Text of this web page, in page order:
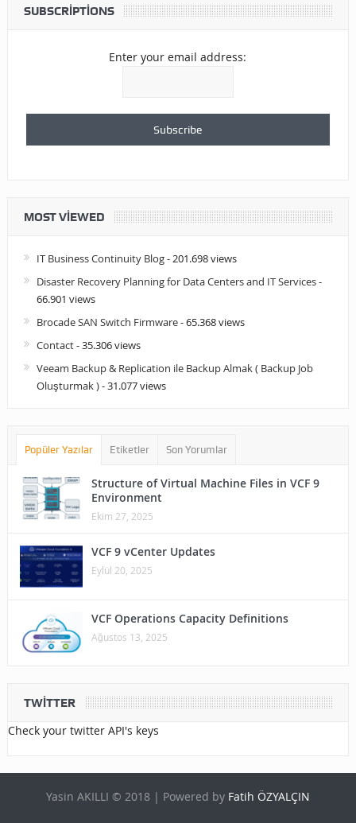
SUBSCRIPTIONS
Enter your email address:
MOST VIEWED
IT Business Continuity Blog- 201.698 views
Disaster Recovery Planning for Data Centers and IT Services-
66.901 views
Brocade SAN Switch Firmware- 65.368 views
Contact- 35.306 views
Veeam Backup & Replication ile Backup Almak ( Backup Job
Oluşturmak )- 31.077 views
Popüler Yazılar Etiketler Son Yorumlar
Structure of Virtual Machine Files in VCF 9
Environment
Ekim 27, 2025
VCF 9 vCenter Updates
Eylül 20, 2025
VCF Operations Capacity Definitions
Ağustos 13, 2025
TWITTER
Check your twitter API's keys
Yasin AKILLI © 2018 | Powered by Fatih ÖZYALÇIN